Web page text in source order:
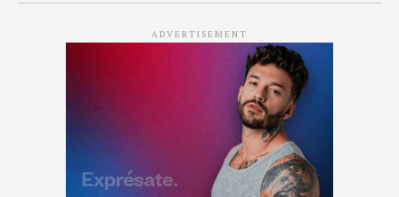
ADVERTISEMENT